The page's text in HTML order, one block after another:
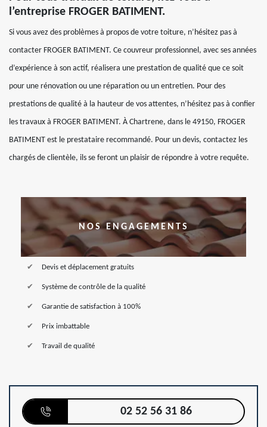
l’entreprise FROGER BATIMENT.
Si vous avez des problèmes à propos de votre toiture, n’hésitez pas à
contacter FROGER BATIMENT. Ce couvreur professionnel, avec ses années
d’expérience à son actif, réalisera une prestation de qualité que ce soit
pour une rénovation ou une réparation ou un entretien. Pour des
prestations de qualité à la hauteur de vos attentes, n’hésitez pas à confier
les travaux à FROGER BATIMENT. À Chartrene, dans le 49150, FROGER
BATIMENT est le prestataire recommandé. Pour un devis, contactez les
chargés de clientèle, ils se feront un plaisir de répondre à votre requête.
NOS ENGAGEMENTS
Devis et déplacement gratuits
Système de contrôle de la qualité
Garantie de satisfaction à 100%
Prix imbattable
Travail de qualité
02 52 56 31 86